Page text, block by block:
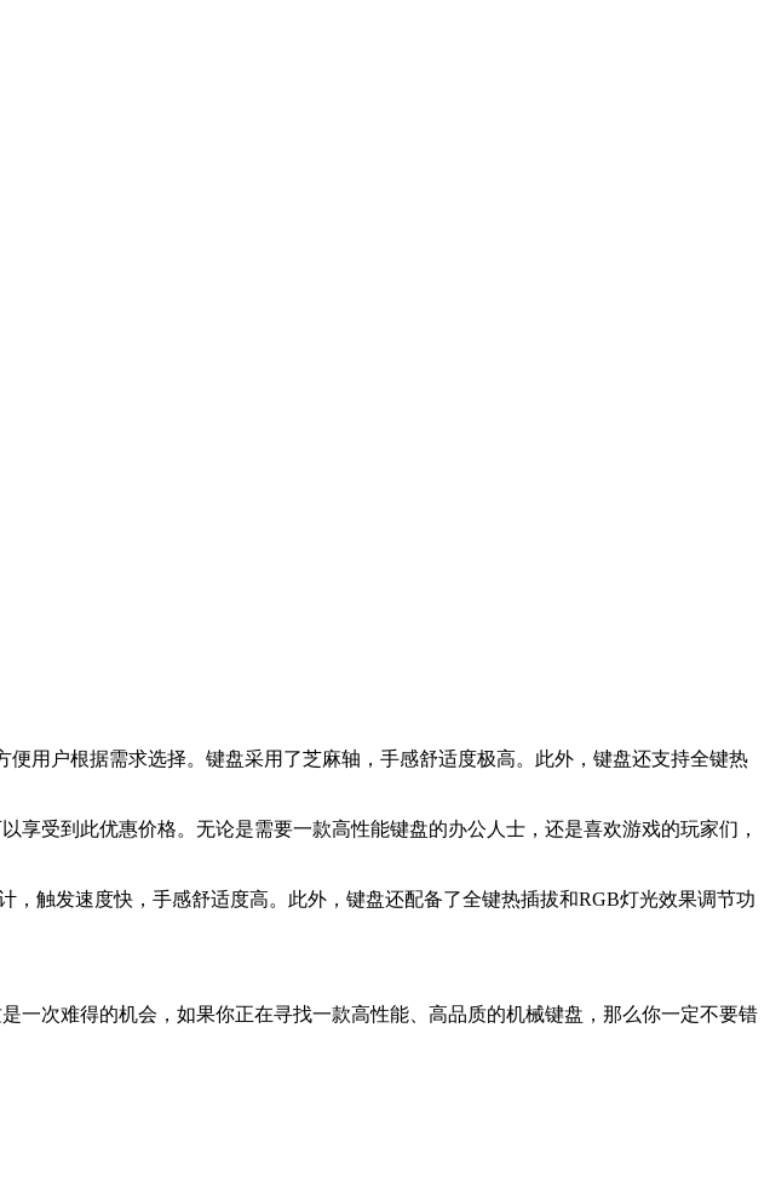
用户根据需求选择。键盘采用了芝麻轴，手感舒适度极高。此外，键盘还支持全键热
享受到此优惠价格。无论是需要一款高性能键盘的办公人士，还是喜欢游戏的玩家们，
触发速度快，手感舒适度高。此外，键盘还配备了全键热插拔和RGB灯光效果调节功
一次难得的机会，如果你正在寻找一款高性能、高品质的机械键盘，那么你一定不要错